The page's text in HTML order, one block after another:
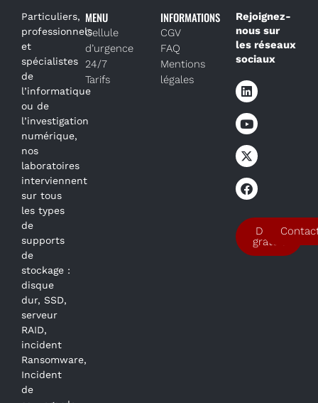
Particuliers,
professionnels
et
spécialistes
de
l’informatique
ou de
l’investigation
numérique,
nos
laboratoires
interviennent
sur tous
les types
de
supports
de
stockage :
disque
dur, SSD,
serveur
RAID,
incident
Ransomware,
Incident
de
MENU
Cellule
d’urgence
24/7
Tarifs
INFORMATIONS
CGV
FAQ
Mentions
légales
Rejoignez-
nous sur
les réseaux
sociaux
Devis
gratuit